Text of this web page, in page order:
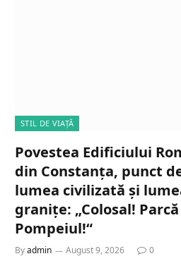
STIL DE VIAȚĂ
Povestea Edificiului
din Constanța, punct
lumea civilizată și
granițe: „Colosal!
Pompeiul!“
Byadmin August 9, 2026 0